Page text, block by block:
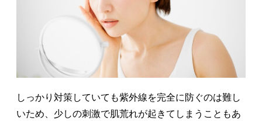
しっかり対策していても紫外線を完全に防ぐのは難し
いため、少しの刺激で肌荒れが起きてしまうこともあ